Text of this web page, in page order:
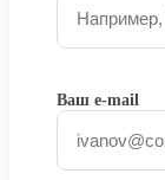
Ваш e-mail